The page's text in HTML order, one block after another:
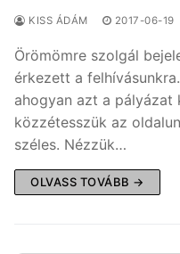
KISS ÁDÁM 2017-06-19
Örömömre szolgál
érkezett a
ahogyan azt a pályázat
közzétesszük az
széles. Nézzük…
OLVASS TOVÁBB →